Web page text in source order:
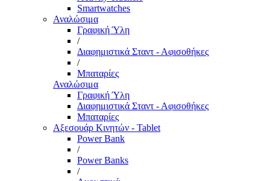
Smartwatches
Αναλώσιμα
Γραφική Ύλη
/
Διαφημιστικά Σταντ - Αφισοθήκες
/
Μπαταρίες
Αναλώσιμα
Γραφική Ύλη
Διαφημιστικά Σταντ - Αφισοθήκες
Μπαταρίες
Αξεσουάρ Κινητών - Tablet
Power Bank
/
Power Banks
/